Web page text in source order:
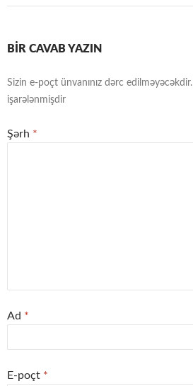
BIR CAVAB YAZIN
Sizin e-poçt ünvanınız dərc edilməyəcəkdir.
işarələnmişdir
Şərh *
Ad *
E-poçt *